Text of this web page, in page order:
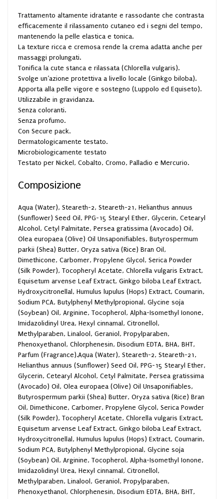
Trattamento altamente idratante e rassodante che contrasta
efficacemente il rilassamento cutaneo ed i segni del tempo,
mantenendo la pelle elastica e tonica.
La texture ricca e cremosa rende la crema adatta anche per
massaggi prolungati.
Tonifica la cute stanca e rilassata (Chlorella vulgaris).
Svolge un’azione protettiva a livello locale (Ginkgo biloba).
Apporta alla pelle vigore e sostegno (Luppolo ed Equiseto).
Utilizzabile in gravidanza.
Senza coloranti.
Senza profumo.
Con Secure pack.
Dermatologicamente testato.
Microbiologicamente testato
Testato per Nickel, Cobalto, Cromo, Palladio e Mercurio.
Composizione
Aqua (Water), Steareth-2, Steareth-21, Helianthus annuus
(Sunflower) Seed Oil, PPG-15 Stearyl Ether, Glycerin, Cetearyl
Alcohol, Cetyl Palmitate, Persea gratissima (Avocado) Oil,
Olea europaea (Olive) Oil Unsaponifiables, Butyrospermum
parkii (Shea) Butter, Oryza sativa (Rice) Bran Oil,
Dimethicone, Carbomer, Propylene Glycol, Serica Powder
(Silk Powder), Tocopheryl Acetate, Chlorella vulgaris Extract,
Equisetum arvense Leaf Extract, Ginkgo biloba Leaf Extract,
Hydroxycitronellal, Humulus lupulus (Hops) Extract, Coumarin,
Sodium PCA, Butylphenyl Methylpropional, Glycine soja
(Soybean) Oil, Arginine, Tocopherol, Alpha-Isomethyl Ionone,
Imidazolidinyl Urea, Hexyl cinnamal, Citronellol,
Methylparaben, Linalool, Geraniol, Propylparaben,
Phenoxyethanol, Chlorphenesin, Disodium EDTA, BHA, BHT,
Parfum (Fragrance).Aqua (Water), Steareth-2, Steareth-21,
Helianthus annuus (Sunflower) Seed Oil, PPG-15 Stearyl Ether,
Glycerin, Cetearyl Alcohol, Cetyl Palmitate, Persea gratissima
(Avocado) Oil, Olea europaea (Olive) Oil Unsaponifiables,
Butyrospermum parkii (Shea) Butter, Oryza sativa (Rice) Bran
Oil, Dimethicone, Carbomer, Propylene Glycol, Serica Powder
(Silk Powder), Tocopheryl Acetate, Chlorella vulgaris Extract,
Equisetum arvense Leaf Extract, Ginkgo biloba Leaf Extract,
Hydroxycitronellal, Humulus lupulus (Hops) Extract, Coumarin,
Sodium PCA, Butylphenyl Methylpropional, Glycine soja
(Soybean) Oil, Arginine, Tocopherol, Alpha-Isomethyl Ionone,
Imidazolidinyl Urea, Hexyl cinnamal, Citronellol,
Methylparaben, Linalool, Geraniol, Propylparaben,
Phenoxyethanol, Chlorphenesin, Disodium EDTA, BHA, BHT,